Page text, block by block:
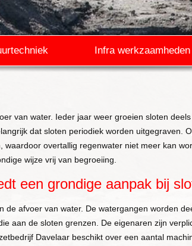
Infra werkzaamheden
van water. Ieder jaar weer groeien sloten
dat sloten periodiek worden uitgegraven.
overtallig regenwater niet meer kan
wijze vrij van begroeiing.
een grondige aanpak bij
de afvoer van water. De watergangen worden
aan de sloten grenzen. De eigenaren zijn
Davelaar beschikt over een aantal